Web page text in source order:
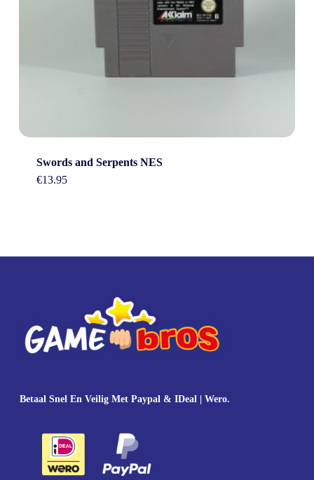
Swords and Serpents NES
€13.95
Betaal Snel En Veilig Met Paypal & IDeal | Wero.